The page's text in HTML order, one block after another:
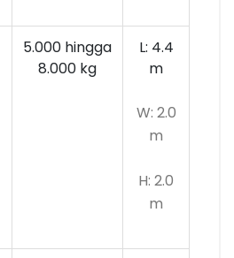
5.000 hingga
8.000 kg
L: 4.4
m
W: 2.0
m
H: 2.0
m